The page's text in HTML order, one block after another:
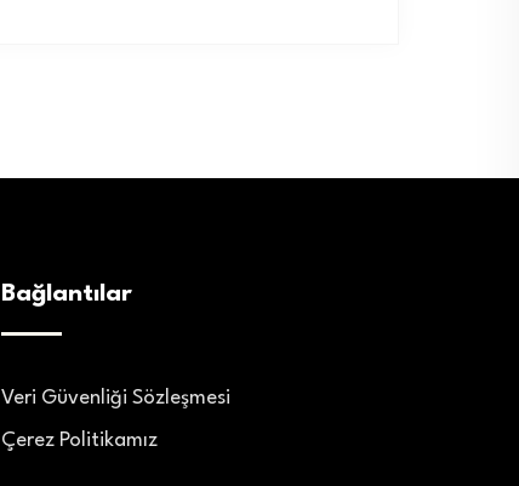
Bağlantılar
Veri Güvenliği Sözleşmesi
Çerez Politikamız